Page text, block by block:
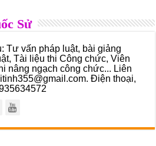
Sử
Tư vấn pháp luật, bài giảng
Tài liệu thi Công chức, Viên
nâng ngạch công chức... Liên
Điện thoại,